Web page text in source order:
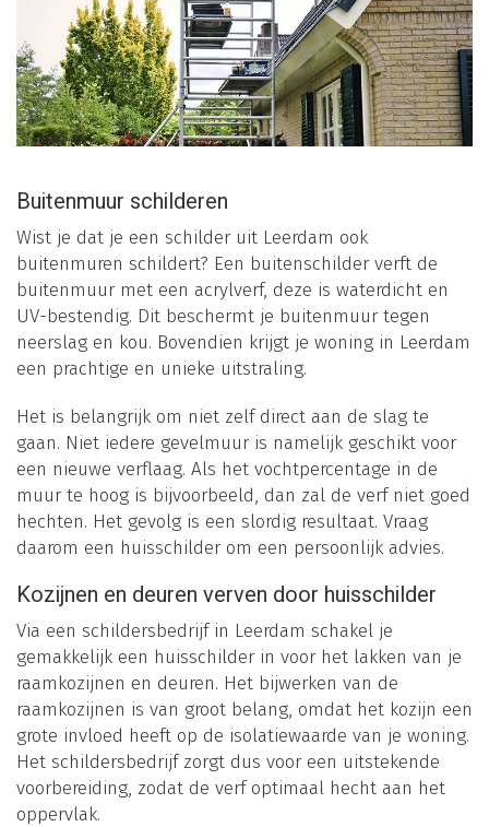
Buitenmuur schilderen
Wist je dat je een schilder uit Leerdam ook
buitenmuren schildert? Een buitenschilder verft de
buitenmuur met een acrylverf, deze is waterdicht en
UV-bestendig. Dit beschermt je buitenmuur tegen
neerslag en kou. Bovendien krijgt je woning in Leerdam
een prachtige en unieke uitstraling.
Het is belangrijk om niet zelf direct aan de slag te
gaan. Niet iedere gevelmuur is namelijk geschikt voor
een nieuwe verflaag. Als het vochtpercentage in de
muur te hoog is bijvoorbeeld, dan zal de verf niet goed
hechten. Het gevolg is een slordig resultaat. Vraag
daarom een huisschilder om een persoonlijk advies.
Kozijnen en deuren verven door huisschilder
Via een schildersbedrijf in Leerdam schakel je
gemakkelijk een huisschilder in voor het lakken van je
raamkozijnen en deuren. Het bijwerken van de
raamkozijnen is van groot belang, omdat het kozijn een
grote invloed heeft op de isolatiewaarde van je woning.
Het schildersbedrijf zorgt dus voor een uitstekende
voorbereiding, zodat de verf optimaal hecht aan het
oppervlak.